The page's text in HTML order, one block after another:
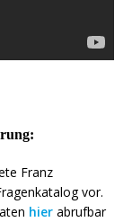
Franz
vor.
hier abrufbar